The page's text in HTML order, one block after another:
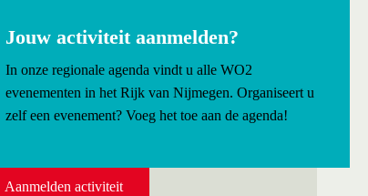
Jouw activiteit aanmelden?
In onze regionale agenda vindt u alle WO2
evenementen in het Rijk van Nijmegen. Organiseert u
zelf een evenement? Voeg het toe aan de agenda!
Aanmelden activiteit